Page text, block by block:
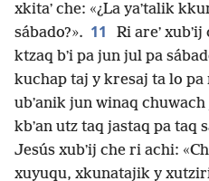
xkitaʼ che: «¿La yaʼtalik
sábado?». 11
Ri areʼ
ktzaq bʼi pa jun jul pa
kuchap taj y kresaj ta lo pa
ubʼanik jun winaq
kbʼan utz taq jastaq pa taq
Jesús xubʼij che ri achi:
xuyuqu, xkunatajik y